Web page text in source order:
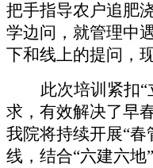
把手指导农户追肥
学边问，就管理中
下和线上的提问，
此次培训紧扣
求，有效解决了早
我院将持续开展“春
线， 结合“六建六地